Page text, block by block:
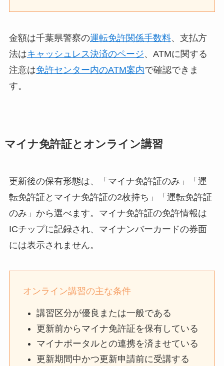
金額は千葉県警察の運転免許関係手数料、支払方
法はキャッシュレス決済のページ、ATMに関する
注意は免許センター内のATM案内で確認できま
す。
マイナ免許証とオンライン講習
更新後の保有形態は、「マイナ免許証のみ」「運
転免許証とマイナ免許証の2枚持ち」「運転免許証
のみ」から選べます。マイナ免許証の免許情報は
ICチップに記録され、マイナンバーカードの券面
には表示されません。
オンライン講習の主な条件
講習区分が優良または一般である
更新前からマイナ免許証を保有している
マイナポータルとの連携を済ませている
更新期間中かつ更新申請前に受講する